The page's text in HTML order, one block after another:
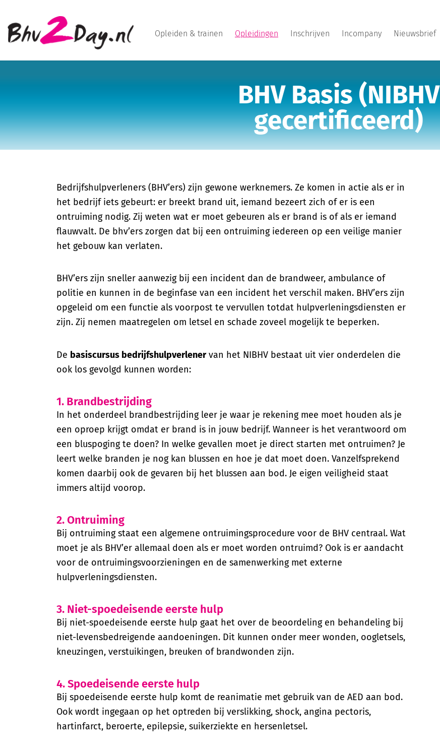
Opleiden & trainen Opleidingen Inschrijven Incompany Nieuwsbrief
BHV Basis (NIBHV
gecertificeerd)
Bedrijfshulpverleners (BHV’ers) zijn gewone werknemers. Ze komen in actie als er in
het bedrijf iets gebeurt: er breekt brand uit, iemand bezeert zich of er is een
ontruiming nodig. Zij weten wat er moet gebeuren als er brand is of als er iemand
flauwvalt. De bhv’ers zorgen dat bij een ontruiming iedereen op een veilige manier
het gebouw kan verlaten.
BHV’ers zijn sneller aanwezig bij een incident dan de brandweer, ambulance of
politie en kunnen in de beginfase van een incident het verschil maken. BHV’ers zijn
opgeleid om een functie als voorpost te vervullen totdat hulpverleningsdiensten er
zijn. Zij nemen maatregelen om letsel en schade zoveel mogelijk te beperken.
De basiscursus bedrijfshulpverlenervan het NIBHV bestaat uit vier onderdelen die
ook los gevolgd kunnen worden:
1. Brandbestrijding
In het onderdeel brandbestrijding leer je waar je rekening mee moet houden als je
een oproep krijgt omdat er brand is in jouw bedrijf. Wanneer is het verantwoord om
een bluspoging te doen? In welke gevallen moet je direct starten met ontruimen? Je
leert welke branden je nog kan blussen en hoe je dat moet doen. Vanzelfsprekend
komen daarbij ook de gevaren bij het blussen aan bod. Je eigen veiligheid staat
immers altijd voorop.
2. Ontruiming
Bij ontruiming staat een algemene ontruimingsprocedure voor de BHV centraal. Wat
moet je als BHV’er allemaal doen als er moet worden ontruimd? Ook is er aandacht
voor de ontruimingsvoorzieningen en de samenwerking met externe
hulpverleningsdiensten.
3. Niet-spoedeisende eerste hulp
Bij niet-spoedeisende eerste hulp gaat het over de beoordeling en behandeling bij
niet-levensbedreigende aandoeningen. Dit kunnen onder meer wonden, oogletsels,
kneuzingen, verstuikingen, breuken of brandwonden zijn.
4. Spoedeisende eerste hulp
Bij spoedeisende eerste hulp komt de reanimatie met gebruik van de AED aan bod.
Ook wordt ingegaan op het optreden bij verslikking, shock, angina pectoris,
hartinfarct, beroerte, epilepsie, suikerziekte en hersenletsel.